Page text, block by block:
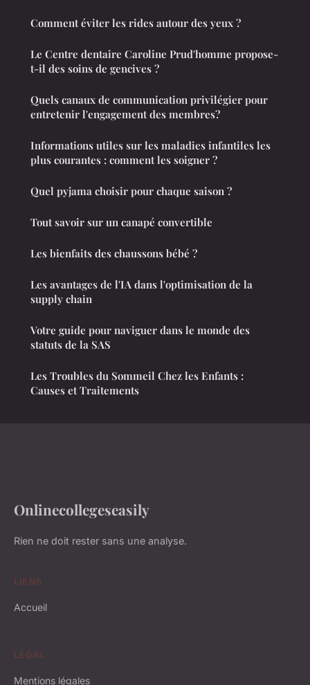
Comment éviter les rides autour des yeux ?
Le Centre dentaire Caroline Prud'homme propose-
t-il des soins de gencives ?
Quels canaux de communication privilégier pour
entretenir l'engagement des membres?
Informations utiles sur les maladies infantiles les
plus courantes : comment les soigner ?
Quel pyjama choisir pour chaque saison ?
Tout savoir sur un canapé convertible
Les bienfaits des chaussons bébé ?
Les avantages de l'IA dans l'optimisation de la
supply chain
Votre guide pour naviguer dans le monde des
statuts de la SAS
Les Troubles du Sommeil Chez les Enfants :
Causes et Traitements
Onlinecollegeseasily
Rien ne doit rester sans une analyse.
LIENS
Accueil
LÉGAL
Mentions légales